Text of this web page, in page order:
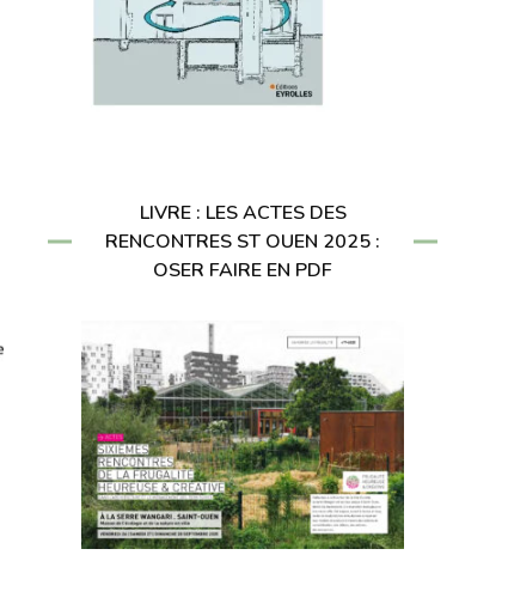
LIVRE : LES ACTES DES
RENCONTRES ST OUEN 2025 :
OSER FAIRE EN PDF